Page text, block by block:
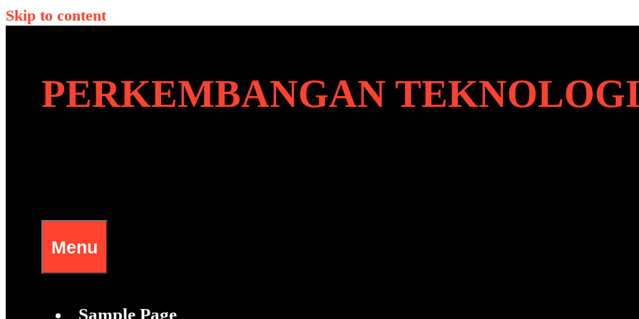
Skip to content
PERKEMBANGAN
Menu
Sample Page